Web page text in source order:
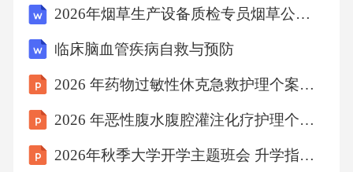
（）
A.鲸鱼
B.海豚
C.三叉戟
2026年烟草生产设备质检专员烟草公司招聘考试笔试试题（含答案）
临床脑血管疾病自救与预防
2026 年药物过敏性休克急救护理个案分享
2026 年恶性腹水腹腔灌注化疗护理个案分享
2026年秋季大学开学主题班会 升学指导与志愿规划课件